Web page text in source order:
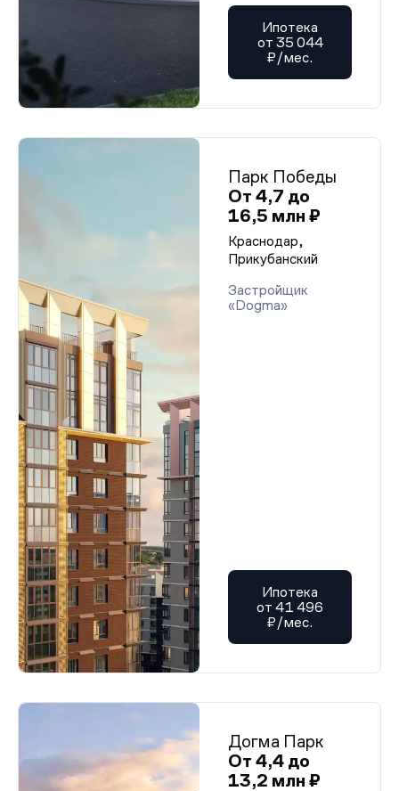
Ипотека
от 35 044
₽/мес.
Парк Победы
От 4,7 до
16,5 млн ₽
Краснодар,
Прикубанский
Застройщик
«Dogma»
Ипотека
от 41 496
₽/мес.
Догма Парк
От 4,4 до
13,2 млн ₽